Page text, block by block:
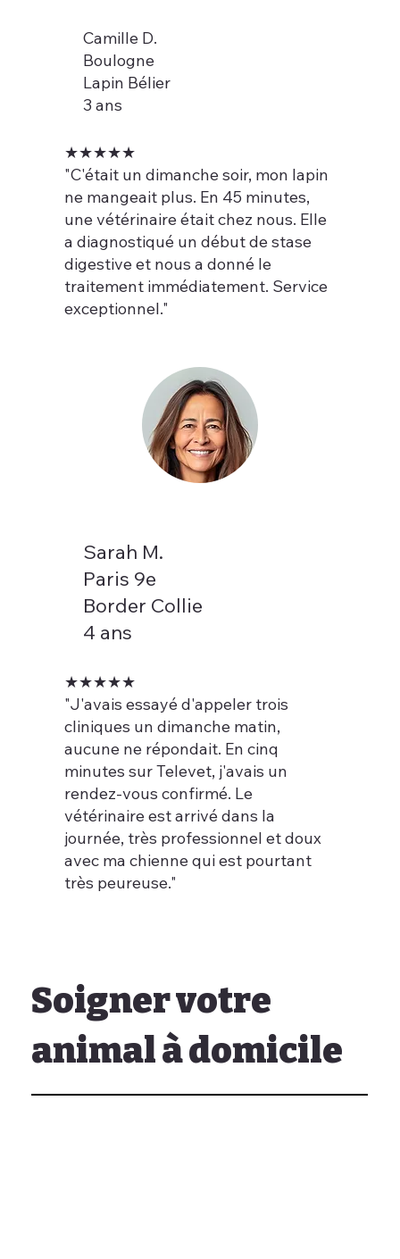
Soigner votre
animal à domicile
Camille D.
Boulogne
Lapin Bélier
3 ans
★★★★★
"C'était un dimanche soir, mon lapin
ne mangeait plus. En 45 minutes,
une vétérinaire était chez nous. Elle
a diagnostiqué un début de stase
digestive et nous a donné le
traitement immédiatement. Service
exceptionnel."
Sarah M.
Paris 9e
Border Collie
4 ans
★★★★★
"J'avais essayé d'appeler trois
cliniques un dimanche matin,
aucune ne répondait. En cinq
minutes sur Televet, j'avais un
rendez-vous confirmé. Le
vétérinaire est arrivé dans la
journée, très professionnel et doux
avec ma chienne qui est pourtant
très peureuse."